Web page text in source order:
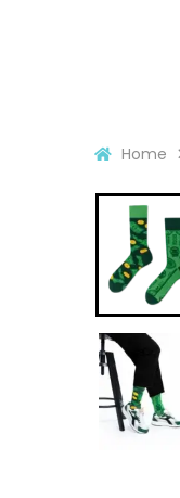
Home